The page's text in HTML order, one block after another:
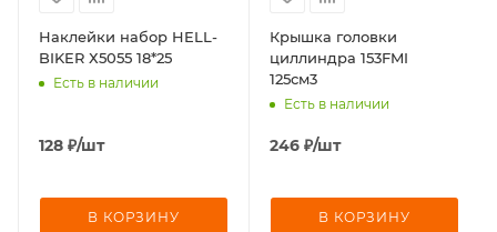
Наклейки набор HELL-
BIKER Х5055 18*25
Есть в наличии
128 ₽/шт
В КОРЗИНУ
Крышка головки
циллиндра 153FMI
125см3
Есть в наличии
246 ₽/шт
В КОРЗИНУ